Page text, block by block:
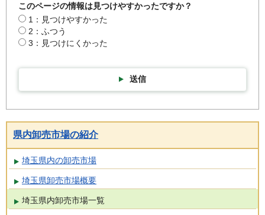
このページの情報は見つけやすかったですか？
1：見つけやすかった
2：ふつう
3：見つけにくかった
送信
県内卸売市場の紹介
埼玉県内の卸売市場
埼玉県卸売市場概要
埼玉県内卸売市場一覧